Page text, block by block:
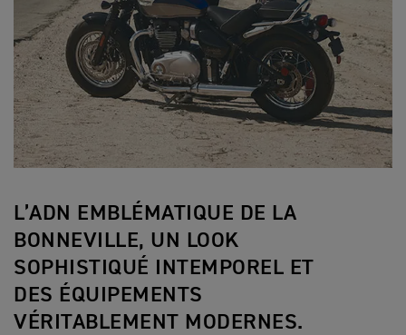
L’ADN EMBLÉMATIQUE DE LA
BONNEVILLE, UN LOOK
SOPHISTIQUÉ INTEMPOREL ET
DES ÉQUIPEMENTS
VÉRITABLEMENT MODERNES.